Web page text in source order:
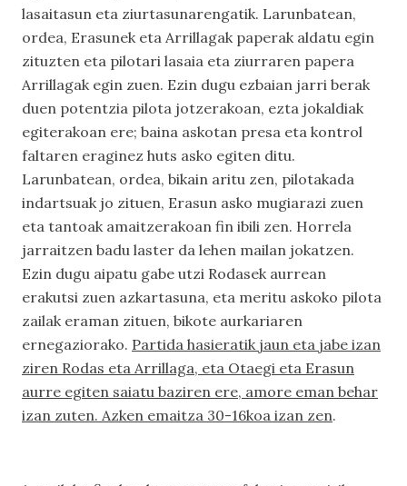
lasaitasun eta ziurtasunarengatik. Larunbatean,
ordea, Erasunek eta Arrillagak paperak aldatu egin
zituzten eta pilotari lasaia eta ziurraren papera
Arrillagak egin zuen. Ezin dugu ezbaian jarri berak
duen potentzia pilota jotzerakoan, ezta jokaldiak
egiterakoan ere; baina askotan presa eta kontrol
faltaren eraginez huts asko egiten ditu.
Larunbatean, ordea, bikain aritu zen, pilotakada
indartsuak jo zituen, Erasun asko mugiarazi zuen
eta tantoak amaitzerakoan fin ibili zen. Horrela
jarraitzen badu laster da lehen mailan jokatzen.
Ezin dugu aipatu gabe utzi Rodasek aurrean
erakutsi zuen azkartasuna, eta meritu askoko pilota
zailak eraman zituen, bikote aurkariaren
ernegaziorako. Partida hasieratik jaun eta jabe izan
ziren Rodas eta Arrillaga, eta Otaegi eta Erasun
aurre egiten saiatu baziren ere, amore eman behar
izan zuten. Azken emaitza 30-16koa izan zen.